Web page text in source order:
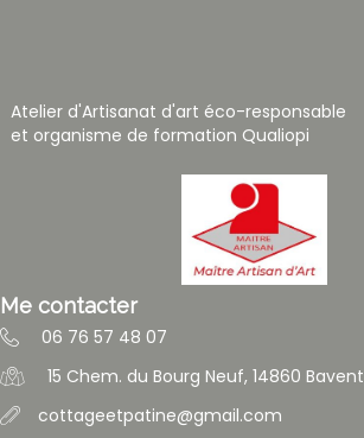
Atelier d'Artisanat d'art éco-responsable
et organisme de formation Qualiopi
Me contacter
06 76 57 48 07
15 Chem. du Bourg Neuf, 14860 Bavent
cottageetpatine@gmail.com